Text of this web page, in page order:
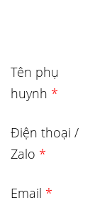
Tên phụ
huynh *
Điện thoại /
Zalo *
Email *